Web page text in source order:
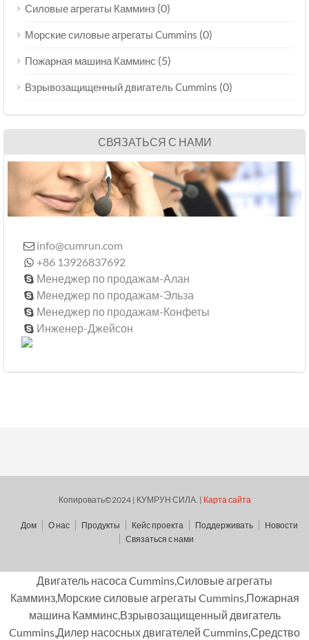
Силовые агрегаты Камминз (0)
Морские силовые агрегаты Cummins (0)
Пожарная машина Камминс (5)
Взрывозащищенный двигатель Cummins (0)
СВЯЗАТЬСЯ С НАМИ
 info@cumrun.com
 +86 13926837692
 Менеджер по продажам-Алан
 Менеджер по продажам-Эльза
 Менеджер по продажам-Конфеты
 Инженер-Джейсон
Копировать©2024 | КУМРУН СИЛА. | Карта сайта
Дом О нас Продукты Кейс проекта Поддерживать
Новости
Связаться с нами
Двигатель насоса Cummins,Силовые агрегаты
Камминз,Морские силовые агрегаты Cummins,Пожарная
машина Камминс,Взрывозащищенный двигатель
Cummins,Дилер насосных двигателей Cummins,Средство